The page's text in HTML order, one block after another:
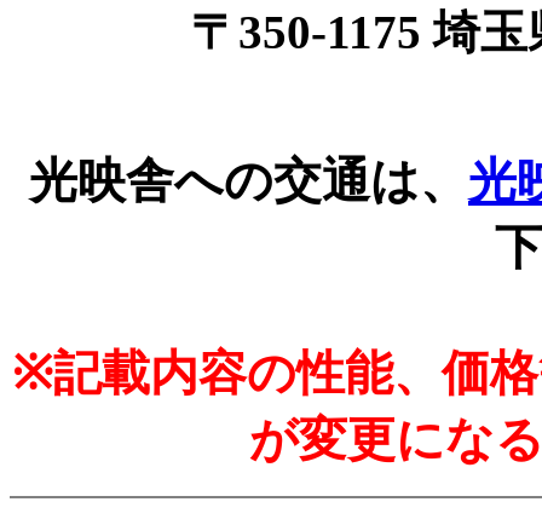
〒350-1175 埼
光映舎への交通は、 光
※記載内容の性能、価
が変更にな